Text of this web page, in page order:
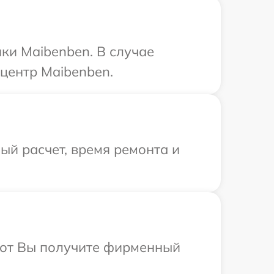
Maibenben. В случае
Maibenben.
расчет, время ремонта и
Вы получите фирменный